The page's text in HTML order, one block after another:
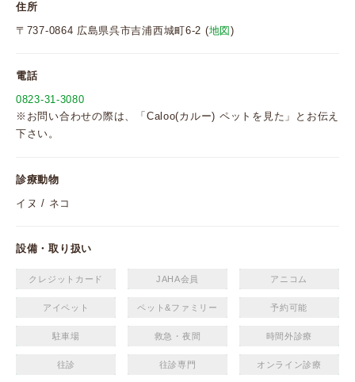
住所
〒737-0864 広島県呉市吉浦西城町6-2 (地図 )
電話
0823-31-3080
※お問い合わせの際は、「Caloo(カルー) ペットを見た」とお伝え
下さい。
診療動物
イヌ / ネコ
設備・取り扱い
クレジットカード JAHA会員 アニコム
アイペット ペット&ファミリー 予約可能
駐車場 救急・夜間 時間外診療
往診 往診専門 オンライン診療